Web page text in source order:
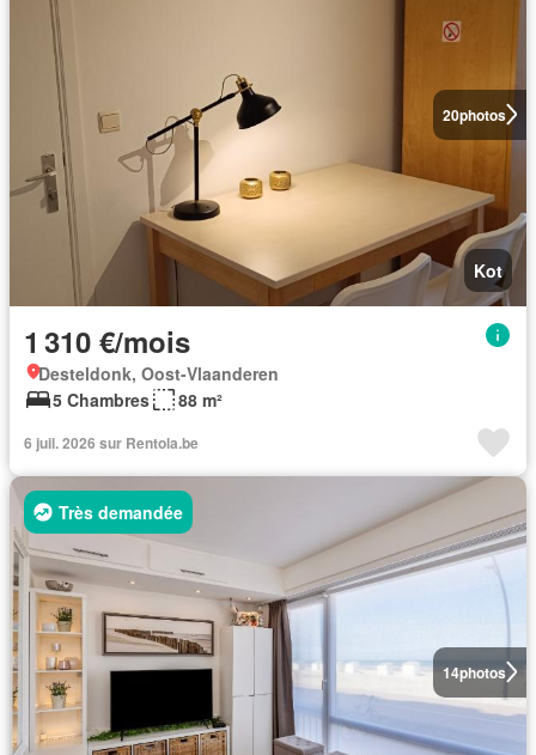
20photos
Kot
1 310 €/mois
Desteldonk, Oost-Vlaanderen
5 Chambres
88 m²
6 juil. 2026 sur Rentola.be
14photos
Très demandée